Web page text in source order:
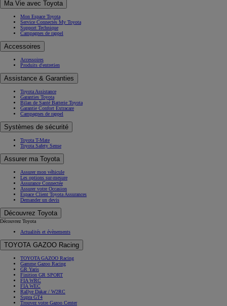
Ma Vie avec Toyota
Mon Espace Toyota
Service Connectés My Toyota
Support Technique
Campagnes de rappel
Accessoires
Accessoires
Produits d'entretien
Assistance & Garanties
Toyota Assistance
Garanties Toyota
Bilan de Santé Batterie Toyota
Garantie Confort Extracare
Campagnes de rappel
Systèmes de sécurité
Toyota T-Mate
Toyota Safety Sense
Assurer ma Toyota
Assurer mon véhicule
Les options sur-mesure
Assurance Connectée
Assurer votre Occasion
Espace Client Toyota Assurances
Demander un devis
Découvrez Toyota
Découvrez Toyota
Actualités et évènements
TOYOTA GAZOO Racing
TOYOTA GAZOO Racing
Gamme Gazoo Racing
GR Yaris
Finition GR SPORT
FIA WRC
FIA WEC
Rallye Dakar / W2RC
Supra GT4
Trouvez votre Gazoo Center